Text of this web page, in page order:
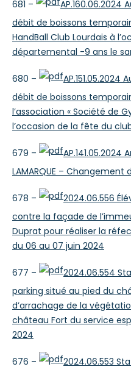
681 –
AP.160.06.2024
débit de boissons
HandBall Club Lourdais à
départemental -9 ans le
680 –
AP.151.05.2024
débit de boissons
l’association « Société de
l’occasion de la fête du
679 –
AP.141.05.2024
LAMARQUE – Changement
678 –
2024.06.556
contre la façade de
Duprat pour réaliser la
du 06 au 07 juin 2024
677 –
2024.06.554
parking situé au pied du
d’arrachage de la
château Fort du service
2024
676 –
2024.06.553